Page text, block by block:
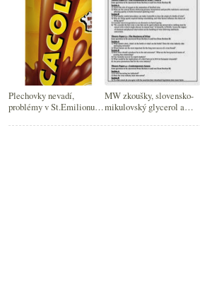
Plechovky nevadí,
problémy v St.Emilionu,
novinky
MW zkoušky, slovensko-
mikulovský glycerol a